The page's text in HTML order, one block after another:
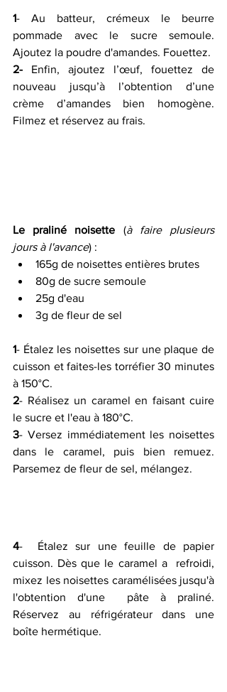
1- Au batteur, crémeux le beurre
pommade avec le sucre semoule.
Ajoutez la poudre d'amandes. Fouettez.
2- Enfin, ajoutez l’œuf, fouettez de
nouveau jusqu’à l’obtention d’une
crème d’amandes bien homogène.
Filmez et réservez au frais.
Le praliné noisette (à faire plusieurs
jours à l'avance) :
165g de noisettes entières brutes
80g de sucre semoule
25g d'eau
3g de fleur de sel
1- Étalez les noisettes sur une plaque de
cuisson et faites-les torréfier 30 minutes
à 150°C.
2- Réalisez un caramel en faisant cuire
le sucre et l'eau à 180°C.
3- Versez immédiatement les noisettes
dans le caramel, puis bien remuez.
Parsemez de fleur de sel, mélangez.
4-  Étalez sur une feuille de papier
cuisson. Dès que le caramel a  refroidi,
mixez les noisettes caramélisées jusqu'à
l'obtention d'une  pâte à praliné.
Réservez au réfrigérateur dans une
boîte hermétique.